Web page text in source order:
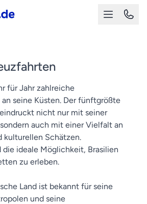
für Jahr zahlreiche
seine Küsten. Der fünftgrößte
nicht nur mit seiner
auch mit einer Vielfalt an
kulturellen Schätzen.
die ideale Möglichkeit, Brasilien
zu erleben.
Land ist bekannt für seine
und seine